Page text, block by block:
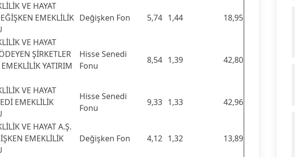
VE HAYAT
EMEKLİLİK Değişken Fon 5,74 1,44 18,95
VE HAYAT
ŞİRKETLER
YATIRIM
Hisse Senedi
Fonu
8,54 1,39 42,80
VE HAYAT
EMEKLİLİK
Hisse Senedi
Fonu
9,33 1,33 42,96
VE HAYAT A.Ş.
EMEKLİLİK
Değişken Fon 4,12 1,32 13,89